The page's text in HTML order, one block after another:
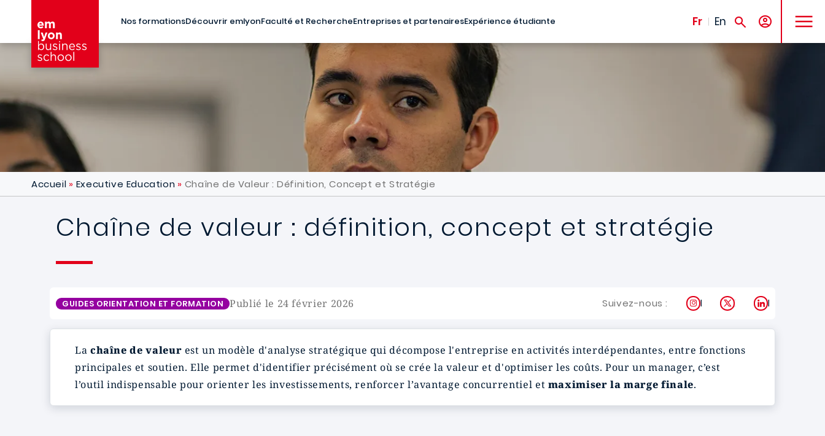
Nos formationsDécouvrir emlyonFaculté et RechercheEntreprises et partenairesExpérience étudiante Fr En
MENU
Accueil Executive Education Chaîne de Valeur : Définition, Concept et Stratégie
Chaîne de valeur : définition, concept et stratégie
GUIDES ORIENTATION ET FORMATION Publié le 24 février 2026 Suivez-nous : Instagram
X LinkedIn
La chaîne de valeur est un modèle d'analyse stratégique qui décompose l'entreprise en activités interdépendantes, entre fonctions
principales et soutien. Elle permet d'identifier précisément où se crée la valeur et d'optimiser les coûts. Pour un manager, c’est
l’outil indispensable pour orienter les investissements, renforcer l’avantage concurrentiel et maximiser la marge finale.